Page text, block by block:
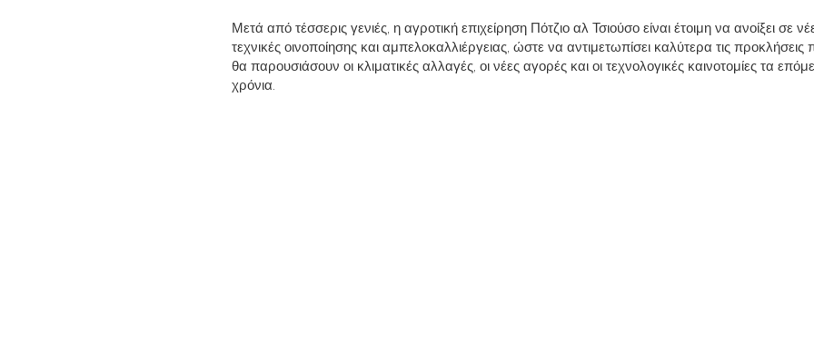
Μετά από τέσσερις γενιές, η αγροτική επιχείρηση Πότζιο αλ Τσιούσο είναι έτοιμη να ανοίξει σε
τεχνικές οινοποίησης και αμπελοκαλλιέργειας, ώστε να αντιμετωπίσει καλύτερα τις προκλήσεις
θα παρουσιάσουν οι κλιματικές αλλαγές, οι νέες αγορές και οι τεχνολογικές καινοτομίες τα
χρόνια.